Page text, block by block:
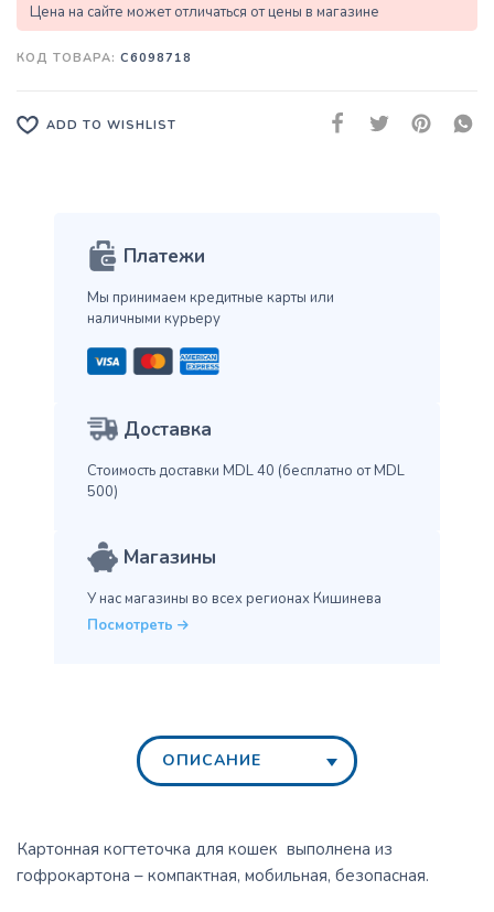
Цена на сайте может отличаться от цены в магазине
КОД ТОВАРА: C6098718
ADD TO WISHLIST
Платежи
Мы принимаем кредитные карты или
наличными курьеру
Доставка
Стоимость доставки MDL 40 (бесплатно от MDL
500)
Магазины
У нас магазины во всех регионах Кишинева
Посмотреть
ОПИСАНИЕ
Картонная когтеточка для кошек выполнена из
гофрокартона – компактная, мобильная, безопасная.